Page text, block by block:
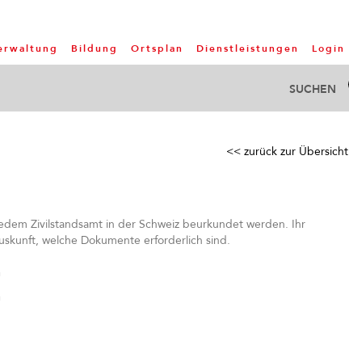
Bildung Ortsplan Dienstleistungen Login
<< zurück zur Übersicht
Zivilstandsamt in der Schweiz beurkundet werden. Ihr
welche Dokumente erforderlich sind.